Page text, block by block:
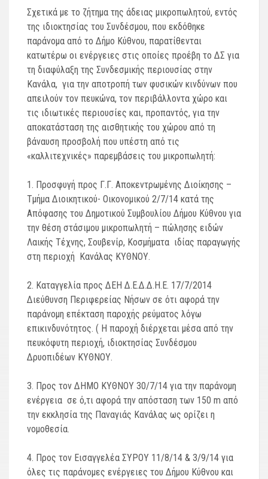
Σχετικά με το ζήτημα της άδειας μικροπωλητού, εντός
της ιδιοκτησίας του Συνδέσμου, που εκδόθηκε
παράνομα από το Δήμο Κύθνου, παρατίθενται
κατωτέρω οι ενέργειες στις οποίες προέβη το ΔΣ για
τη διαφύλαξη της Συνδεσμικής περιουσίας στην
Κανάλα, για την αποτροπή των φυσικών κινδύνων που
απειλούν τον πευκώνα, τον περιβάλλοντα χώρο και
τις ιδιωτικές περιουσίες και, προπαντός, για την
αποκατάσταση της αισθητικής του χώρου από τη
βάναυση προσβολή που υπέστη από τις
«καλλιτεχνικές» παρεμβάσεις του μικροπωλητή:
Προσφυγή προς Γ.Γ. Αποκεντρωμένης Διοίκησης –
Τμήμα Διοικητικού- Οικονομικού 2/7/14 κατά της
Απόφασης του Δημοτικού Συμβουλίου Δήμου Κύθνου για
την θέση στάσιμου μικροπωλητή – πώλησης ειδών
Λαικής Τέχνης, Σουβενίρ, Κοσμήματα ιδίας παραγωγής
στη περιοχή Κανάλας ΚΥΘΝΟΥ.
Καταγγελία προς ΔΕΗ Δ.Ε.Δ.Δ.Η.Ε. 17/7/2014
Διεύθυνση Περιφερείας Νήσων σε ότι αφορά την
παράνομη επέκταση παροχής ρεύματος λόγω
επικινδυνότητος. ( Η παροχή διέρχεται μέσα από την
πευκόφυτη περιοχή, ιδιοκτησίας Συνδέσμου
Δρυοπιδέων ΚΥΘΝΟΥ.
Προς τον ΔΗΜΟ ΚΥΘΝΟΥ 30/7/14 για την παράνομη
ενέργεια σε ό,τι αφορά την απόσταση των 150 m από
την εκκλησία της Παναγιάς Κανάλας ως ορίζει η
νομοθεσία.
Προς τον Εισαγγελέα ΣΥΡΟΥ 11/8/14 & 3/9/14 για
όλες τις παράνομες ενέργειες του Δήμου Κύθνου και